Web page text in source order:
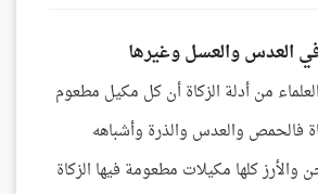
العدس والعسل وغيرها
من أدلة الزكاة أن كل مكيل مطعوم
فالحمص والعدس والذرة وأشباهه
والأرز كلها مكيلات مطعومة فيها الزكاة